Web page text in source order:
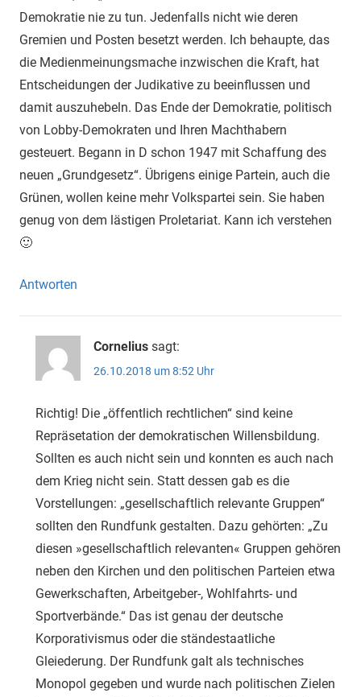
Demokratie nie zu tun. Jedenfalls nicht wie deren
Gremien und Posten besetzt werden. Ich behaupte, das
die Medienmeinungsmache inzwischen die Kraft, hat
Entscheidungen der Judikative zu beeinflussen und
damit auszuhebeln. Das Ende der Demokratie, politisch
von Lobby-Demokraten und Ihren Machthabern
gesteuert. Begann in D schon 1947 mit Schaffung des
neuen „Grundgesetz“. Übrigens einige Partein, auch die
Grünen, wollen keine mehr Volkspartei sein. Sie haben
genug von dem lästigen Proletariat. Kann ich verstehen
🙂
Antworten
Cornelius sagt:
26.10.2018 um 8:52 Uhr
Richtig! Die „öffentlich rechtlichen“ sind keine
Repräsetation der demokratischen Willensbildung.
Sollten es auch nicht sein und konnten es auch nach
dem Krieg nicht sein. Statt dessen gab es die
Vorstellungen: „gesellschaftlich relevante Gruppen“
sollten den Rundfunk gestalten. Dazu gehörten: „Zu
diesen »gesellschaftlich relevanten« Gruppen gehören
neben den Kirchen und den politischen Parteien etwa
Gewerkschaften, Arbeitgeber-, Wohlfahrts- und
Sportverbände.“ Das ist genau der deutsche
Korporativismus oder die ständestaatliche
Gleiederung. Der Rundfunk galt als technisches
Monopol gegeben und wurde nach politischen Zielen